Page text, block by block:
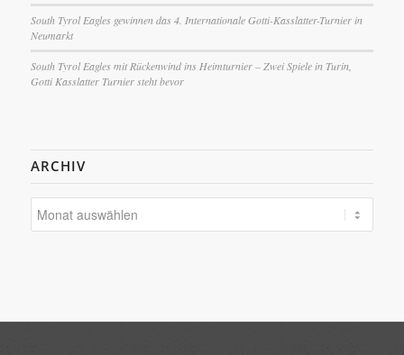
South Tyrol Eagles gewinnen das 4. Internationale Gotti-Kasslatter-Turnier in
Neumarkt
South Tyrol Eagles mit Rückenwind ins Heimturnier – Zwei Spiele in Turin,
Gotti Kasslatter Turnier steht bevor
ARCHIV